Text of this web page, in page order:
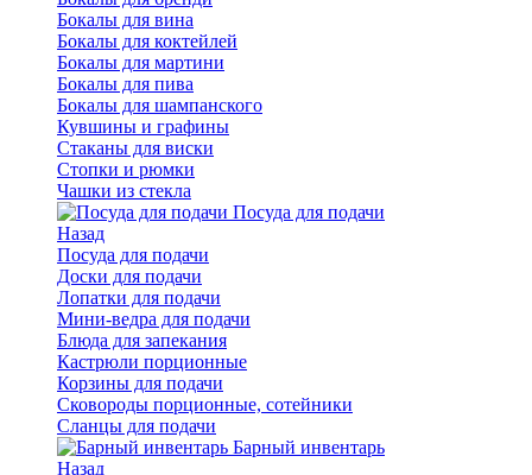
Бокалы для вина
Бокалы для коктейлей
Бокалы для мартини
Бокалы для пива
Бокалы для шампанского
Кувшины и графины
Стаканы для виски
Стопки и рюмки
Чашки из стекла
Посуда для подачи
Назад
Посуда для подачи
Доски для подачи
Лопатки для подачи
Мини-ведра для подачи
Блюда для запекания
Кастрюли порционные
Корзины для подачи
Сковороды порционные, сотейники
Сланцы для подачи
Барный инвентарь
Назад